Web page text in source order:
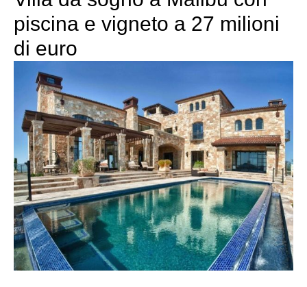
piscina e vigneto a 27 milioni
di euro